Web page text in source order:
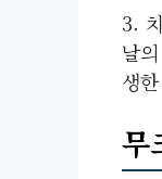
3.
날
생
무